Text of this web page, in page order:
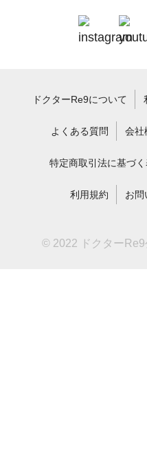
ドクターRe9について
よくある質問 会社
特定商取引法に基づ
利用規約 お問
© 2022 ドクター